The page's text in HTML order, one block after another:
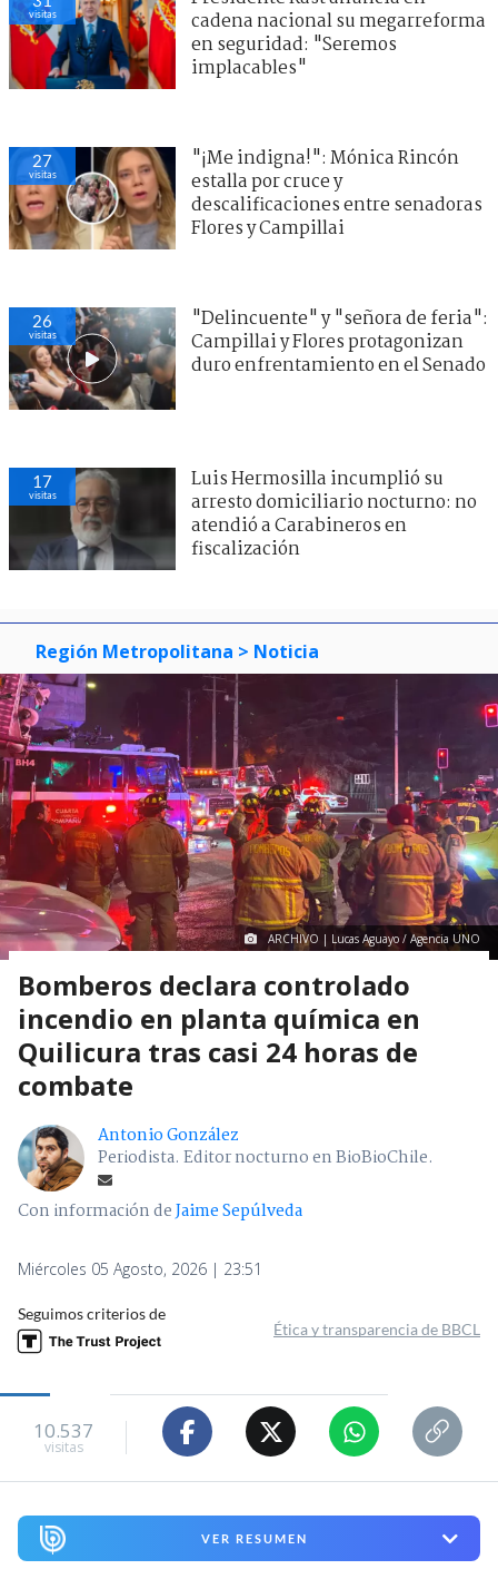
visitas
cadena nacional su megarreforma
en seguridad: "Seremos
implacables"
27
visitas
"¡Me indigna!": Mónica Rincón
estalla por cruce y
descalificaciones entre senadoras
Flores y Campillai
26
visitas
"Delincuente" y "señora de feria":
Campillai y Flores protagonizan
duro enfrentamiento en el Senado
17
visitas
Luis Hermosilla incumplió su
arresto domiciliario nocturno: no
atendió a Carabineros en
fiscalización
Región Metropolitana > Noticia
ARCHIVO | Lucas Aguayo / Agencia UNO
Bomberos declara controlado
incendio en planta química en
Quilicura tras casi 24 horas de
combate
Antonio González
Periodista. Editor nocturno en BioBioChile.
Con información deJaime Sepúlveda
Miércoles 05 Agosto, 2026 | 23:51
Seguimos criterios de
Ética y transparencia de BBCL
10.537
visitas
VER RESUMEN